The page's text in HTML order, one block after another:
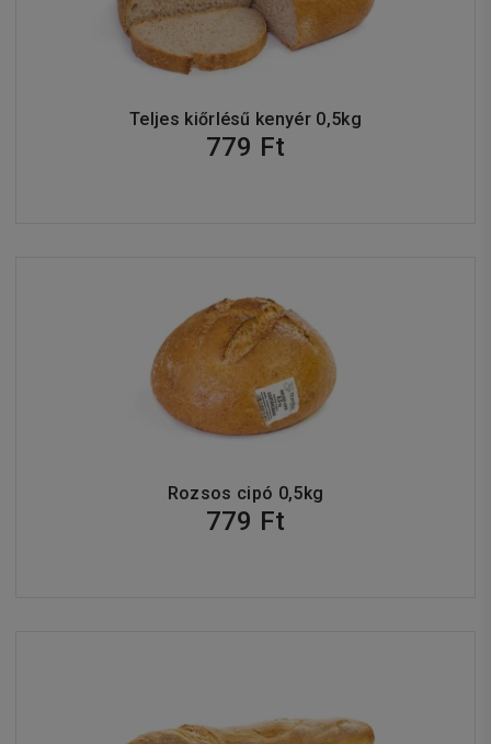
Teljes kiőrlésű kenyér 0,5kg
779 Ft
Rozsos cipó 0,5kg
779 Ft